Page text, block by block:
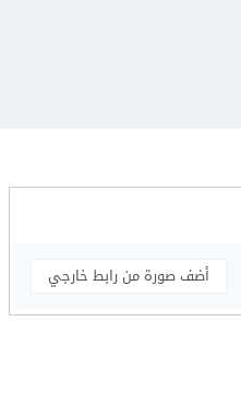
أضف صورة من رابط خارجي